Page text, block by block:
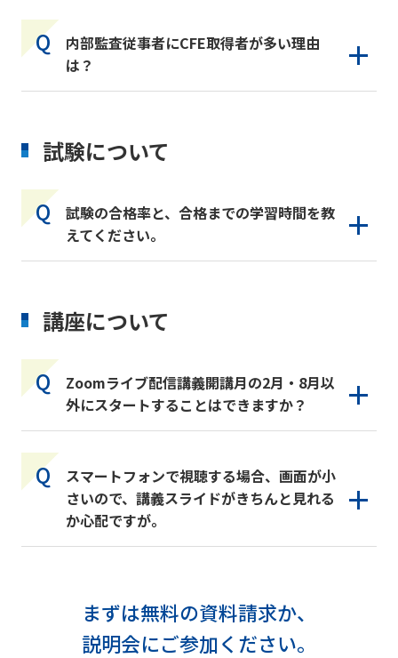
内部監査従事者にCFE取得者が多い理由
は？
試験について
試験の合格率と、合格までの学習時間を教
えてください。
講座について
Zoomライブ配信講義開講月の2月・8月以
外にスタートすることはできますか？
スマートフォンで視聴する場合、画面が小
さいので、講義スライドがきちんと見れる
か心配ですが。
まずは無料の資料請求か、
説明会にご参加ください。